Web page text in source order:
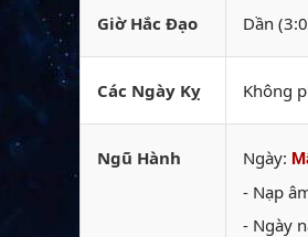
Giờ Hắc Đạo Dần
Các Ngày Kỵ Không
Ngũ Hành Ngày:
- Nạp
- Ngày